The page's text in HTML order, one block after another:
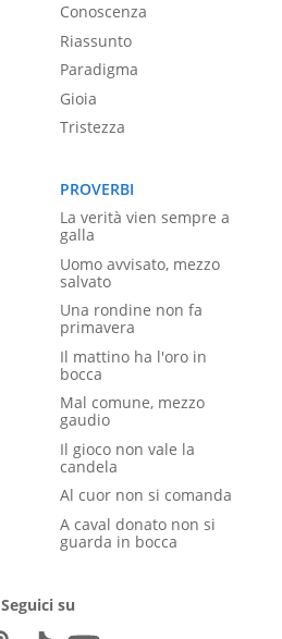
Conoscenza
Riassunto
Paradigma
Gioia
Tristezza
PROVERBI
La verità vien sempre a
galla
Uomo avvisato, mezzo
salvato
Una rondine non fa
primavera
Il mattino ha l'oro in
bocca
Mal comune, mezzo
gaudio
Il gioco non vale la
candela
Al cuor non si comanda
A caval donato non si
guarda in bocca
Seguici su